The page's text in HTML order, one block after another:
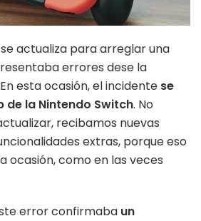
actualiza para arreglar una
errores dese la
esta ocasión, el incidente se
de la Nintendo Switch. No
recibamos nuevas
extras, porque eso
ocasión, como en las veces
error confirmaba un